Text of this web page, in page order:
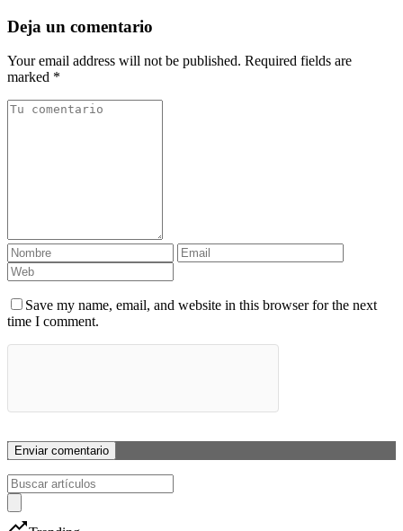
Deja un comentario
Your email address will not be published. Required fields are
marked *
Save my name, email, and website in this browser for the next
time I comment.